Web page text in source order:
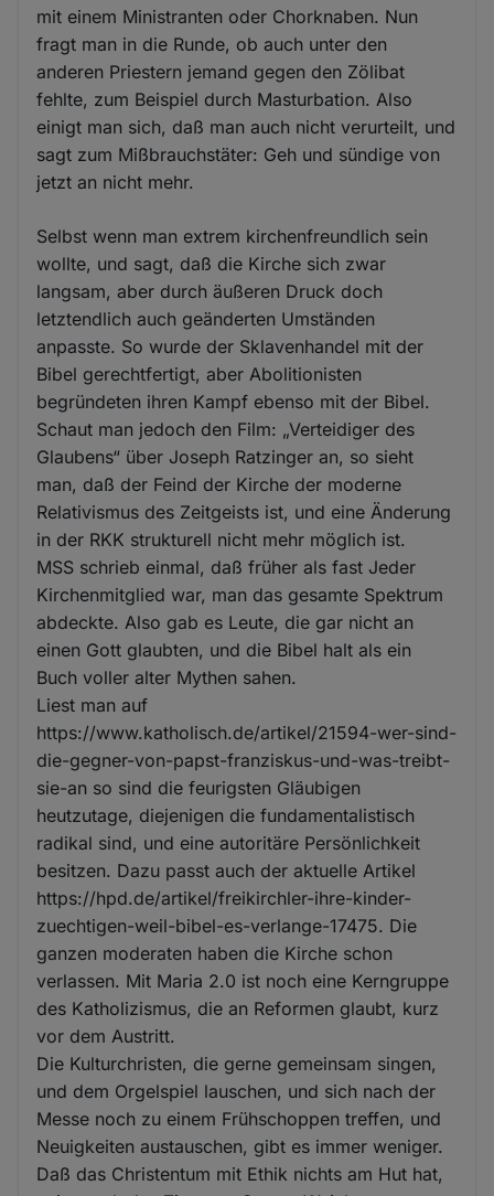
mit einem Ministranten oder Chorknaben. Nun
fragt man in die Runde, ob auch unter den
anderen Priestern jemand gegen den Zölibat
fehlte, zum Beispiel durch Masturbation. Also
einigt man sich, daß man auch nicht verurteilt, und
sagt zum Mißbrauchstäter: Geh und sündige von
jetzt an nicht mehr.
Selbst wenn man extrem kirchenfreundlich sein
wollte, und sagt, daß die Kirche sich zwar
langsam, aber durch äußeren Druck doch
letztendlich auch geänderten Umständen
anpasste. So wurde der Sklavenhandel mit der
Bibel gerechtfertigt, aber Abolitionisten
begründeten ihren Kampf ebenso mit der Bibel.
Schaut man jedoch den Film: „Verteidiger des
Glaubens“ über Joseph Ratzinger an, so sieht
man, daß der Feind der Kirche der moderne
Relativismus des Zeitgeists ist, und eine Änderung
in der RKK strukturell nicht mehr möglich ist.
MSS schrieb einmal, daß früher als fast Jeder
Kirchenmitglied war, man das gesamte Spektrum
abdeckte. Also gab es Leute, die gar nicht an
einen Gott glaubten, und die Bibel halt als ein
Buch voller alter Mythen sahen.
Liest man auf
https://www.katholisch.de/artikel/21594-wer-sind-
die-gegner-von-papst-franziskus-und-was-treibt-
sie-an so sind die feurigsten Gläubigen
heutzutage, diejenigen die fundamentalistisch
radikal sind, und eine autoritäre Persönlichkeit
besitzen. Dazu passt auch der aktuelle Artikel
https://hpd.de/artikel/freikirchler-ihre-kinder-
zuechtigen-weil-bibel-es-verlange-17475. Die
ganzen moderaten haben die Kirche schon
verlassen. Mit Maria 2.0 ist noch eine Kerngruppe
des Katholizismus, die an Reformen glaubt, kurz
vor dem Austritt.
Die Kulturchristen, die gerne gemeinsam singen,
und dem Orgelspiel lauschen, und sich nach der
Messe noch zu einem Frühschoppen treffen, und
Neuigkeiten austauschen, gibt es immer weniger.
Daß das Christentum mit Ethik nichts am Hut hat,